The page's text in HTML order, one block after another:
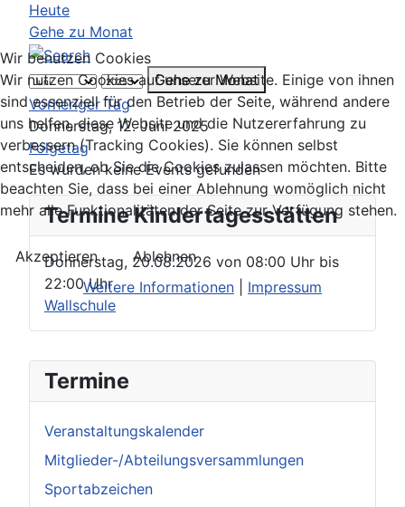
Termine
Veranstaltungskalender
Mitglieder-/Abteilungsversammlungen
Sportabzeichen
Heute
Gehe zu Monat
Gehe zu Monat
Vorheriger Tag
Donnerstag, 12. Juni 2025
Folgetag
Es wurden keine Events gefunden
Termine Kindertagesstätten
Donnerstag, 20.08.2026 von 08:00 Uhr bis
22:00 Uhr
Wallschule
Wir benutzen Cookies
Wir nutzen Cookies auf unserer Website. Einige von ihnen
sind essenziell für den Betrieb der Seite, während andere
uns helfen, diese Website und die Nutzererfahrung zu
verbessern (Tracking Cookies). Sie können selbst
entscheiden, ob Sie die Cookies zulassen möchten. Bitte
beachten Sie, dass bei einer Ablehnung womöglich nicht
mehr alle Funktionalitäten der Seite zur Verfügung stehen.
Akzeptieren
Ablehnen
Weitere Informationen
Impressum